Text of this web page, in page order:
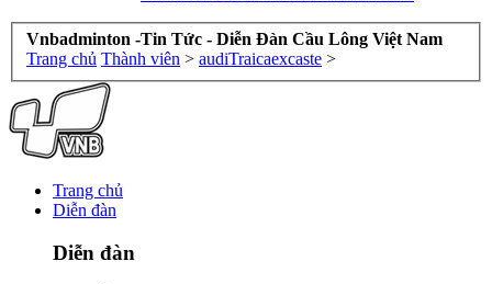
Vnbadminton -Tin Tức - Diễn Đàn Cầu Lông Việt Nam
Trang chủ Thành viên > audiTraicaexcaste >
Trang chủ
Diễn đàn
Diễn đàn